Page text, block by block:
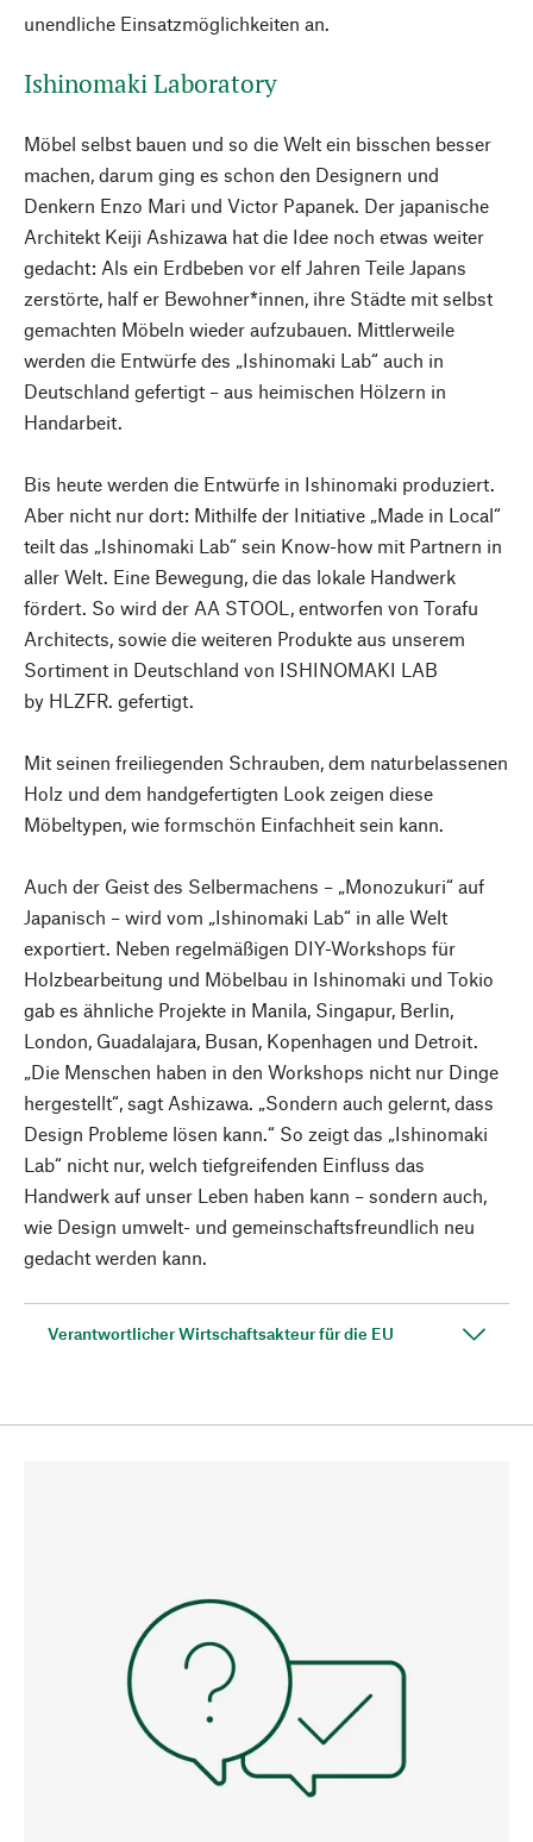
unendliche Einsatzmöglichkeiten an.
Ishinomaki Laboratory
Möbel selbst bauen und so die Welt ein bisschen besser
machen, darum ging es schon den Designern und
Denkern Enzo Mari und Victor Papanek. Der japanische
Architekt Keiji Ashizawa hat die Idee noch etwas weiter
gedacht: Als ein Erdbeben vor elf Jahren Teile Japans
zerstörte, half er Bewohner*innen, ihre Städte mit selbst
gemachten Möbeln wieder aufzubauen. Mittlerweile
werden die Entwürfe des „Ishinomaki Lab“ auch in
Deutschland gefertigt – aus heimischen Hölzern in
Handarbeit.
Bis heute werden die Entwürfe in Ishinomaki produziert.
Aber nicht nur dort: Mithilfe der Initiative „Made in Local“
teilt das „Ishinomaki Lab“ sein Know-how mit Partnern in
aller Welt. Eine Bewegung, die das lokale Handwerk
fördert. So wird der AA STOOL, entworfen von Torafu
Architects, sowie die weiteren Produkte aus unserem
Sortiment in Deutschland von ISHINOMAKI LAB
by HLZFR. gefertigt.
Mit seinen freiliegenden Schrauben, dem naturbelassenen
Holz und dem handgefertigten Look zeigen diese
Möbeltypen, wie formschön Einfachheit sein kann.
Auch der Geist des Selbermachens – „Monozukuri“ auf
Japanisch – wird vom „Ishinomaki Lab“ in alle Welt
exportiert. Neben regelmäßigen DIY-Workshops für
Holzbearbeitung und Möbelbau in Ishinomaki und Tokio
gab es ähnliche Projekte in Manila, Singapur, Berlin,
London, Guadalajara, Busan, Kopenhagen und Detroit.
„Die Menschen haben in den Workshops nicht nur Dinge
hergestellt“, sagt Ashizawa. „Sondern auch gelernt, dass
Design Probleme lösen kann.“ So zeigt das „Ishinomaki
Lab“ nicht nur, welch tiefgreifenden Einfluss das
Handwerk auf unser Leben haben kann – sondern auch,
wie Design umwelt- und gemeinschaftsfreundlich neu
gedacht werden kann.
Verantwortlicher Wirtschaftsakteur für die EU